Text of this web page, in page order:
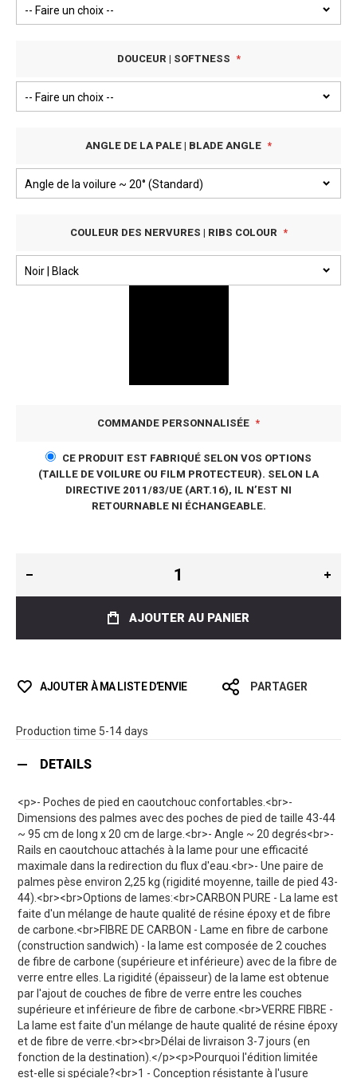
DOUCEUR | SOFTNESS
ANGLE DE LA PALE | BLADE ANGLE
COULEUR DES NERVURES | RIBS COLOUR
COMMANDE PERSONNALISÉE
CE PRODUIT EST FABRIQUÉ SELON VOS OPTIONS
(TAILLE DE VOILURE OU FILM PROTECTEUR). SELON LA
DIRECTIVE 2011/83/UE (ART.16), IL N’EST NI
RETOURNABLE NI ÉCHANGEABLE.
AJOUTER AU PANIER
AJOUTER À MA LISTE D’ENVIE PARTAGER
Production time 5-14 days
DETAILS
<p>- Poches de pied en caoutchouc confortables.<br>-
Dimensions des palmes avec des poches de pied de taille 43-44
~ 95 cm de long x 20 cm de large.<br>- Angle ~ 20 degrés<br>-
Rails en caoutchouc attachés à la lame pour une efficacité
maximale dans la redirection du flux d'eau.<br>- Une paire de
palmes pèse environ 2,25 kg (rigidité moyenne, taille de pied 43-
44).<br><br>Options de lames:<br>CARBON PURE - La lame est
faite d'un mélange de haute qualité de résine époxy et de fibre
de carbone.<br>FIBRE DE CARBON - Lame en fibre de carbone
(construction sandwich) - la lame est composée de 2 couches
de fibre de carbone (supérieure et inférieure) avec de la fibre de
verre entre elles. La rigidité (épaisseur) de la lame est obtenue
par l'ajout de couches de fibre de verre entre les couches
supérieure et inférieure de fibre de carbone.<br>VERRE FIBRE -
La lame est faite d'un mélange de haute qualité de résine époxy
et de fibre de verre.<br><br>Délai de livraison 3-7 jours (en
fonction de la destination).</p><p>Pourquoi l'édition limitée
est-elle si spéciale?<br>1 - Conception résistante à l'usure